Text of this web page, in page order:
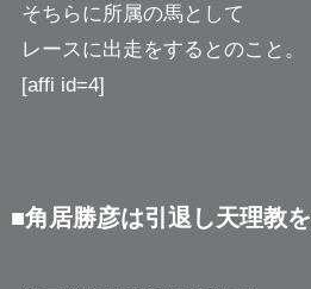
そちらに所属の馬として
レースに出走をするとのこと。
[affi id=4]
■角居勝彦は引退し天理教